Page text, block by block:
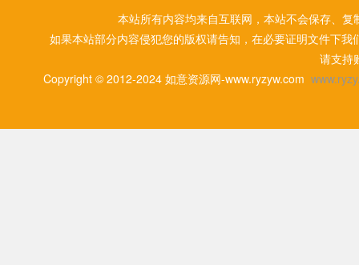
本站所有内容均来自互联网，本站不会保存、
如果本站部分内容侵犯您的版权请告知，在必要证明文件下
请支持
Copyright © 2012-2024 如意资源网-www.ryzyw.com